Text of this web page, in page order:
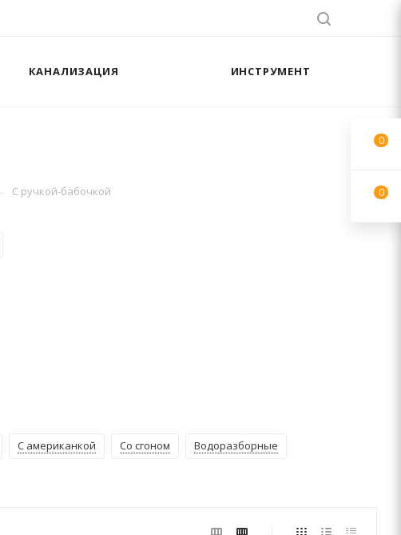
КАНАЛИЗАЦИЯ ИНСТРУМЕНТ
С ручкой-бабочкой
С американкой Со сгоном Водоразборные
0
0